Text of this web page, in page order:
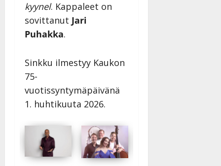
kyynel. Kappaleet on
sovittanut Jari
Puhakka.
Sinkku ilmestyy Kaukon
75-
vuotissyntymäpäivänä
1. huhtikuuta 2026.